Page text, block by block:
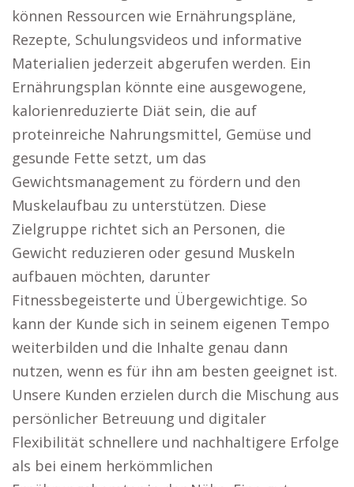
können Ressourcen wie Ernährungspläne,
Rezepte, Schulungsvideos und informative
Materialien jederzeit abgerufen werden. Ein
Ernährungsplan könnte eine ausgewogene,
kalorienreduzierte Diät sein, die auf
proteinreiche Nahrungsmittel, Gemüse und
gesunde Fette setzt, um das
Gewichtsmanagement zu fördern und den
Muskelaufbau zu unterstützen. Diese
Zielgruppe richtet sich an Personen, die
Gewicht reduzieren oder gesund Muskeln
aufbauen möchten, darunter
Fitnessbegeisterte und Übergewichtige. So
kann der Kunde sich in seinem eigenen Tempo
weiterbilden und die Inhalte genau dann
nutzen, wenn es für ihn am besten geeignet ist.
Unsere Kunden erzielen durch die Mischung aus
persönlicher Betreuung und digitaler
Flexibilität schnellere und nachhaltigere Erfolge
als bei einem herkömmlichen